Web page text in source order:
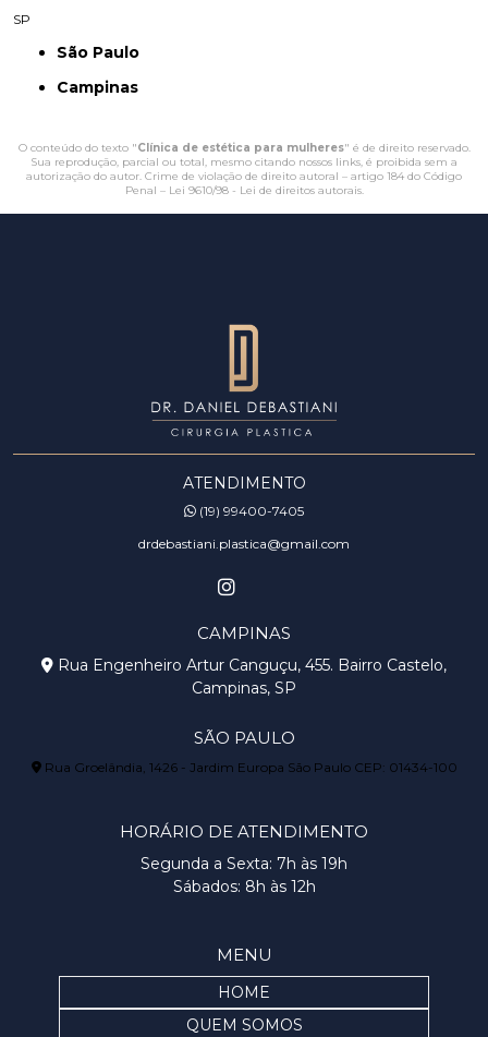
SP
São Paulo
Campinas
O conteúdo do texto "Clínica de estética para mulheres" é de direito reservado.
Sua reprodução, parcial ou total, mesmo citando nossos links, é proibida sem a
autorização do autor. Crime de violação de direito autoral – artigo 184 do Código
Penal – Lei 9610/98 - Lei de direitos autorais.
ATENDIMENTO
(19) 99400-7405
drdebastiani.plastica@gmail.com
CAMPINAS
Rua Engenheiro Artur Canguçu, 455. Bairro Castelo,
Campinas, SP
SÃO PAULO
Rua Groelândia, 1426 - Jardim Europa São Paulo CEP: 01434-100
HORÁRIO DE ATENDIMENTO
Segunda a Sexta: 7h às 19h
Sábados: 8h às 12h
MENU
HOME
QUEM SOMOS